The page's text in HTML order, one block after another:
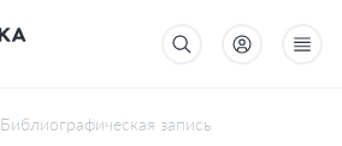
Библиографическая запись